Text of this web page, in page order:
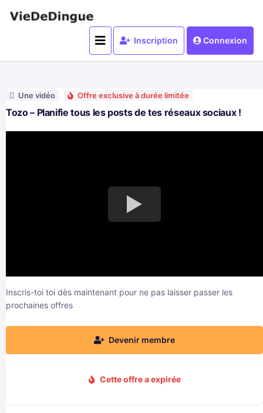
Inscription Connexion
Une vidéo Offre exclusive à durée limitée
Tozo – Planifie tous les posts de tes réseaux sociaux !
Inscris-toi toi dès maintenant pour ne pas laisser passer les
prochaines offres
Devenir membre
Cette offre a expirée